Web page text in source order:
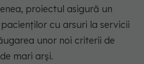
proiectul asigură un
cu arsuri la servicii
unor noi criterii de
mari arși.